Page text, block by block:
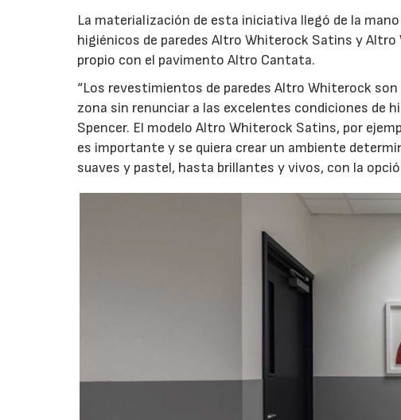
La materialización de esta iniciativa llegó de la
higiénicos de paredes Altro Whiterock Satins y
propio con el pavimento Altro Cantata.
“Los revestimientos de paredes Altro Whiterock
zona sin renunciar a las excelentes condiciones de
Spencer. El modelo Altro Whiterock Satins, por
es importante y se quiera crear un ambiente
suaves y pastel, hasta brillantes y vivos, con la